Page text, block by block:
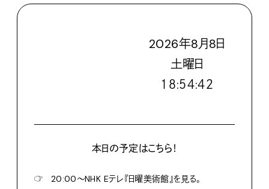
2026年8月8日
土曜日
１８:５４:４３
本日の予定はこちら！
☞ 20:00〜NHK Eテレ『日曜美術館』を見る。